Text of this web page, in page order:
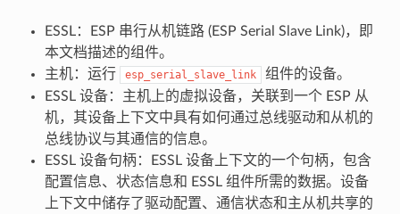
ESSL：ESP 串行从机链路 (ESP Serial Slave Link)，即
本文档描述的组件。
主机：运行
esp_serial_slave_link
组件的设备。
ESSL 设备：主机上的虚拟设备，关联到一个 ESP 从
机，其设备上下文中具有如何通过总线驱动和从机的
总线协议与其通信的信息。
ESSL 设备句柄：ESSL 设备上下文的一个句柄，包含
配置信息、状态信息和 ESSL 组件所需的数据。设备
上下文中储存了驱动配置、通信状态和主从机共享的